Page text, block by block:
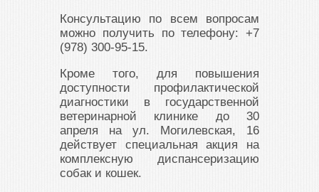
Консультацию по всем вопросам
можно получить по телефону: +7
(978) 300-95-15.
Кроме того, для повышения
доступности профилактической
диагностики в государственной
ветеринарной клинике до 30
апреля на ул. Могилевская, 16
действует специальная акция на
комплексную диспансеризацию
собак и кошек.